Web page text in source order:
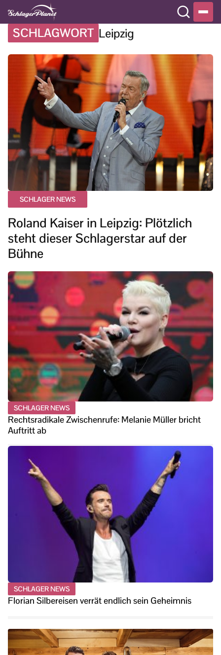
SCHLAGWORT Leipzig
SCHLAGER NEWS
Roland Kaiser in Leipzig: Plötzlich
steht dieser Schlagerstar auf der
Bühne
SCHLAGER NEWS
Rechtsradikale Zwischenrufe: Melanie Müller bricht
Auftritt ab
SCHLAGER NEWS
Florian Silbereisen verrät endlich sein Geheimnis